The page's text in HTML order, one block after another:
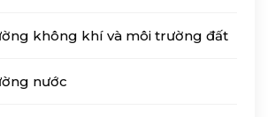
không khí và môi trường đất
nước